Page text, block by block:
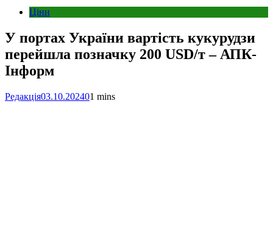
Ціни
У портах України вартість кукурудзи
перейшла позначку 200 USD/т – АПК-
Інформ
Редакція03.10.202401 mins